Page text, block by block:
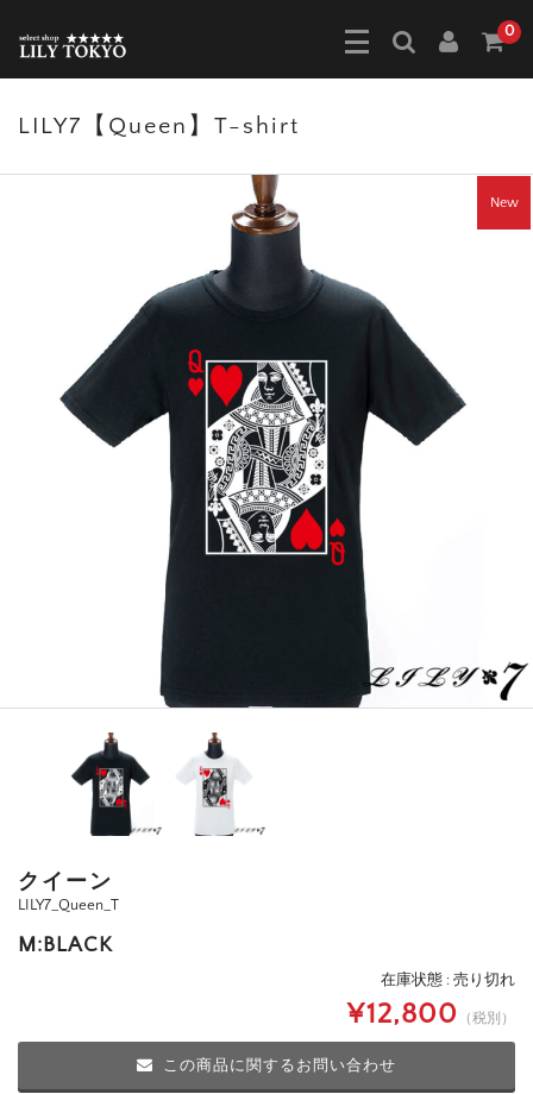
0
LILY7【Queen】T-shirt
New
クイーン
LILY7_Queen_T
M:BLACK
在庫状態 : 売り切れ
¥12,800 （税別）
この商品に関するお問い合わせ